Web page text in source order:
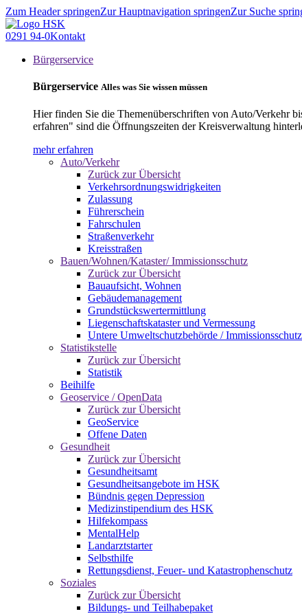
Zum Header springenZur Hauptnavigation springenZur Suche
0291 94-0Kontakt
Bürgerservice
Bürgerservice Alles was Sie wissen müssen
Hier finden Sie die Themenüberschriften von Auto/Verkehr
erfahren" sind die Öffnungszeiten der Kreisverwaltung
mehr erfahren
Auto/Verkehr
Zurück zur Übersicht
Verkehrsordnungswidrigkeiten
Zulassung
Führerschein
Fahrschulen
Straßenverkehr
Kreisstraßen
Bauen/Wohnen/Kataster/ Immissionsschutz
Zurück zur Übersicht
Bauaufsicht, Wohnen
Gebäudemanagement
Grundstückswertermittlung
Liegenschaftskataster und Vermessung
Untere Umweltschutzbehörde / Immissionsschutz
Statistikstelle
Zurück zur Übersicht
Statistik
Beihilfe
Geoservice / OpenData
Zurück zur Übersicht
GeoService
Offene Daten
Gesundheit
Zurück zur Übersicht
Gesundheitsamt
Gesundheitsangebote im HSK
Bündnis gegen Depression
Medizinstipendium des HSK
Hilfekompass
MentalHelp
Landarztstarter
Selbsthilfe
Rettungsdienst, Feuer- und Katastrophenschutz
Soziales
Zurück zur Übersicht
Bildungs- und Teilhabepaket